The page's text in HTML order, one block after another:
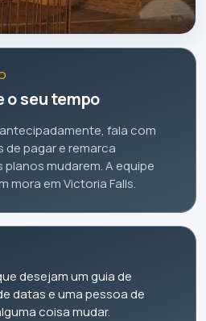
o seu tempo
fala com
de pagar e remarca
mudarem. A equipe
mora em Victoria Falls.
desejam um guia de
datas e uma pessoa de
coisa mudar.